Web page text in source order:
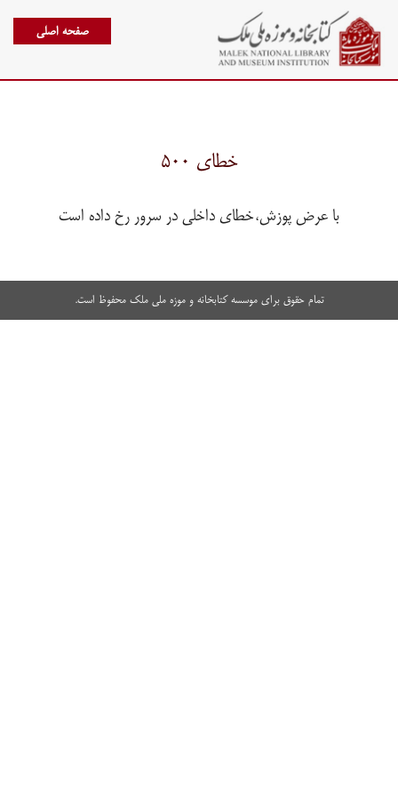
صفحه اصلی
خطای ۵۰۰
با عرض پوزش،خطای داخلی در سرور رخ داده است
تمام حقوق برای موسسه کتابخانه و موزه ملی ملک محفوظ است.